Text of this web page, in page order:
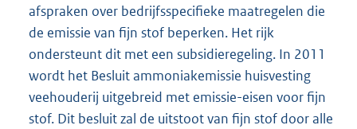
afspraken over bedrijfsspecifieke maatregelen die
de emissie van fijn stof beperken. Het rijk
ondersteunt dit met een subsidieregeling. In 2011
wordt het Besluit ammoniakemissie huisvesting
veehouderij uitgebreid met emissie-eisen voor fijn
stof. Dit besluit zal de uitstoot van fijn stof door alle